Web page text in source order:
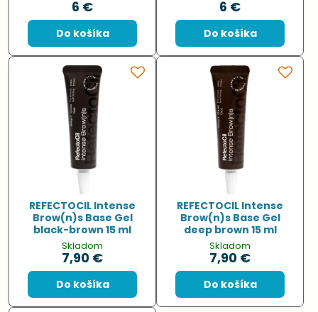
6 €
Do košíka
6 €
Do košíka
REFECTOCIL Intense
Brow(n)s Base Gel
black-brown 15 ml
Skladom
7,90 €
Do košíka
REFECTOCIL Intense
Brow(n)s Base Gel
deep brown 15 ml
Skladom
7,90 €
Do košíka